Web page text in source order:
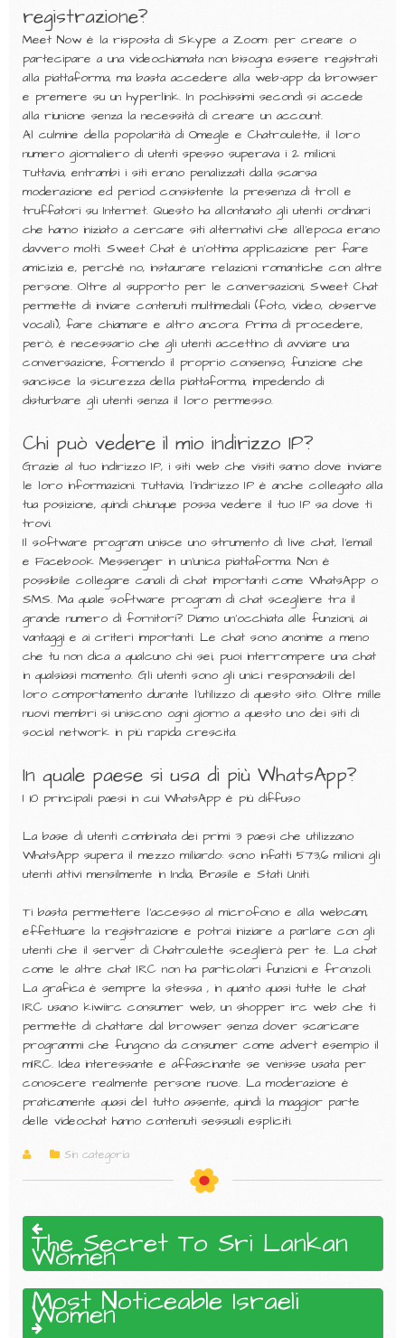
registrazione?
Meet Now è la risposta di Skype a Zoom: per creare o
partecipare a una videochiamata non bisogna essere registrati
alla piattaforma, ma basta accedere alla web-app da browser
e premere su un hyperlink. In pochissimi secondi si accede
alla riunione senza la necessità di creare un account.
Al culmine della popolarità di Omegle e Chatroulette, il loro
numero giornaliero di utenti spesso superava i 2 milioni.
Tuttavia, entrambi i siti erano penalizzati dalla scarsa
moderazione ed period consistente la presenza di troll e
truffatori su Internet. Questo ha allontanato gli utenti ordinari
che hanno iniziato a cercare siti alternativi che all’epoca erano
davvero molti. Sweet Chat è un’ottima applicazione per fare
amicizia e, perché no, instaurare relazioni romantiche con altre
persone. Oltre al supporto per le conversazioni, Sweet Chat
permette di inviare contenuti multimediali (foto, video, observe
vocali), fare chiamare e altro ancora. Prima di procedere,
però, è necessario che gli utenti accettino di avviare una
conversazione, fornendo il proprio consenso; funzione che
sancisce la sicurezza della piattaforma, impedendo di
disturbare gli utenti senza il loro permesso.
Chi può vedere il mio indirizzo IP?
Grazie al tuo indirizzo IP, i siti web che visiti sanno dove inviare
le loro informazioni. Tuttavia, l'indirizzo IP è anche collegato alla
tua posizione, quindi chiunque possa vedere il tuo IP sa dove ti
trovi.
Il software program unisce uno strumento di live chat, l’email
e Facebook Messenger in un’unica piattaforma. Non è
possibile collegare canali di chat importanti come WhatsApp o
SMS. Ma quale software program di chat scegliere tra il
grande numero di fornitori? Diamo un’occhiata alle funzioni, ai
vantaggi e ai criteri importanti. Le chat sono anonime a meno
che tu non dica a qualcuno chi sei, puoi interrompere una chat
in qualsiasi momento. Gli utenti sono gli unici responsabili del
loro comportamento durante l’utilizzo di questo sito. Oltre mille
nuovi membri si uniscono ogni giorno a questo uno dei siti di
social network in più rapida crescita.
In quale paese si usa di più WhatsApp?
I 10 principali paesi in cui WhatsApp è più diffuso
La base di utenti combinata dei primi 3 paesi che utilizzano
WhatsApp supera il mezzo miliardo: sono infatti 573,6 milioni gli
utenti attivi mensilmente in India, Brasile e Stati Uniti.
Ti basta permettere l’accesso al microfono e alla webcam,
effettuare la registrazione e potrai iniziare a parlare con gli
utenti che il server di Chatroulette sceglierà per te. La chat
come le altre chat IRC non ha particolari funzioni e fronzoli.
La grafica è sempre la stessa , in quanto quasi tutte le chat
IRC usano kiwiirc consumer web, un shopper irc web che ti
permette di chattare dal browser senza dover scaricare
programmi che fungono da consumer come advert esempio il
mIRC. Idea interessante e affascinante se venisse usata per
conoscere realmente persone nuove. La moderazione è
praticamente quasi del tutto assente, quindi la maggior parte
delle videochat hanno contenuti sessuali espliciti.
Sin categoría
The Secret To Sri Lankan
Women
Most Noticeable Israeli
Women